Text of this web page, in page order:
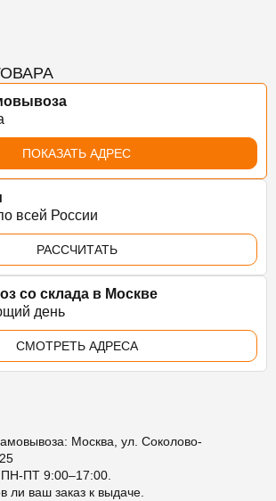
ПОКАЗАТЬ АДРЕС
всей России
РАССЧИТАТЬ
со склада в Москве
день
СМОТРЕТЬ АДРЕСА
Москва, ул. Соколово-
ПТ 9:00–17:00.
ли ваш заказ к выдаче.